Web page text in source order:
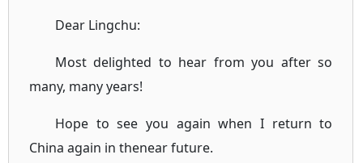
Dear Lingchu:
Most delighted to hear from you after so
many, many years!
Hope to see you again when I return to
China again in thenear future.